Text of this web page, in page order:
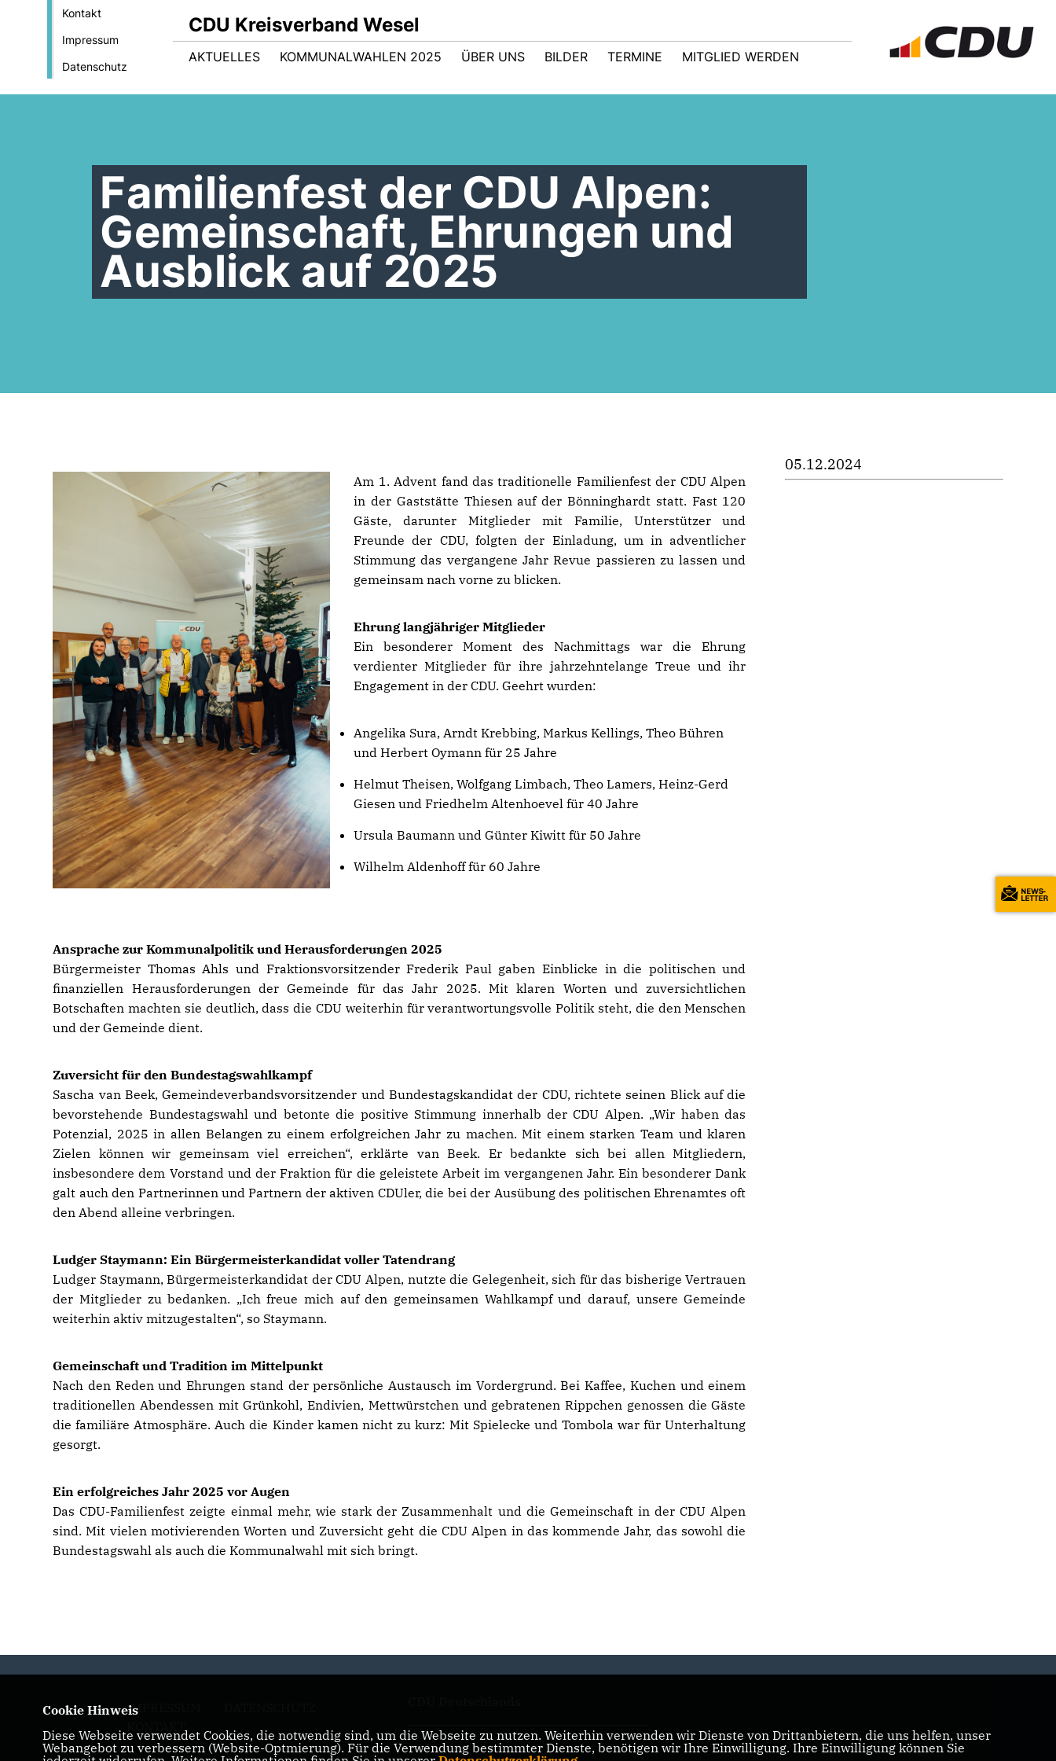
Kontakt
Impressum
Datenschutz
CDU Kreisverband Wesel
AKTUELLES KOMMUNALWAHLEN 2025 ÜBER UNS BILDER TERMINE MITGLIED WERDEN
Familienfest der CDU Alpen:
Gemeinschaft, Ehrungen und
Ausblick auf 2025
Am 1. Advent fand das traditionelle Familienfest der CDU Alpen
in der Gaststätte Thiesen auf der Bönninghardt statt. Fast 120
Gäste, darunter Mitglieder mit Familie, Unterstützer und
Freunde der CDU, folgten der Einladung, um in adventlicher
Stimmung das vergangene Jahr Revue passieren zu lassen und
gemeinsam nach vorne zu blicken.
Ehrung langjähriger Mitglieder
Ein besonderer Moment des Nachmittags war die Ehrung
verdienter Mitglieder für ihre jahrzehntelange Treue und ihr
Engagement in der CDU. Geehrt wurden:
Angelika Sura, Arndt Krebbing, Markus Kellings, Theo Bühren
und Herbert Oymann für 25 Jahre
Helmut Theisen, Wolfgang Limbach, Theo Lamers, Heinz-Gerd
Giesen und Friedhelm Altenhoevel für 40 Jahre
Ursula Baumann und Günter Kiwitt für 50 Jahre
Wilhelm Aldenhoff für 60 Jahre
Ansprache zur Kommunalpolitik und Herausforderungen 2025
Bürgermeister Thomas Ahls und Fraktionsvorsitzender Frederik Paul gaben Einblicke in die politischen und
finanziellen Herausforderungen der Gemeinde für das Jahr 2025. Mit klaren Worten und zuversichtlichen
Botschaften machten sie deutlich, dass die CDU weiterhin für verantwortungsvolle Politik steht, die den Menschen
und der Gemeinde dient.
Zuversicht für den Bundestagswahlkampf
Sascha van Beek, Gemeindeverbandsvorsitzender und Bundestagskandidat der CDU, richtete seinen Blick auf die
bevorstehende Bundestagswahl und betonte die positive Stimmung innerhalb der CDU Alpen. „Wir haben das
Potenzial, 2025 in allen Belangen zu einem erfolgreichen Jahr zu machen. Mit einem starken Team und klaren
Zielen können wir gemeinsam viel erreichen“, erklärte van Beek. Er bedankte sich bei allen Mitgliedern,
insbesondere dem Vorstand und der Fraktion für die geleistete Arbeit im vergangenen Jahr. Ein besonderer Dank
galt auch den Partnerinnen und Partnern der aktiven CDUler, die bei der Ausübung des politischen Ehrenamtes oft
den Abend alleine verbringen.
Ludger Staymann: Ein Bürgermeisterkandidat voller Tatendrang
Ludger Staymann, Bürgermeisterkandidat der CDU Alpen, nutzte die Gelegenheit, sich für das bisherige Vertrauen
der Mitglieder zu bedanken. „Ich freue mich auf den gemeinsamen Wahlkampf und darauf, unsere Gemeinde
weiterhin aktiv mitzugestalten“, so Staymann.
Gemeinschaft und Tradition im Mittelpunkt
Nach den Reden und Ehrungen stand der persönliche Austausch im Vordergrund. Bei Kaffee, Kuchen und einem
traditionellen Abendessen mit Grünkohl, Endivien, Mettwürstchen und gebratenen Rippchen genossen die Gäste
die familiäre Atmosphäre. Auch die Kinder kamen nicht zu kurz: Mit Spielecke und Tombola war für Unterhaltung
gesorgt.
Ein erfolgreiches Jahr 2025 vor Augen
Das CDU-Familienfest zeigte einmal mehr, wie stark der Zusammenhalt und die Gemeinschaft in der CDU Alpen
sind. Mit vielen motivierenden Worten und Zuversicht geht die CDU Alpen in das kommende Jahr, das sowohl die
Bundestagswahl als auch die Kommunalwahl mit sich bringt.
05.12.2024
IMPRESSUM
KONTAKT
CDU NRW
Cookie Hinweis
Diese Webseite verwendet Cookies, die notwendig sind, um die Webseite zu nutzen. Weiterhin verwenden wir Dienste von Drittanbietern, die uns helfen, unser
Webangebot zu verbessern (Website-Optmierung). Für die Verwendung bestimmter Dienste, benötigen wir Ihre Einwilligung. Ihre Einwilligung können Sie